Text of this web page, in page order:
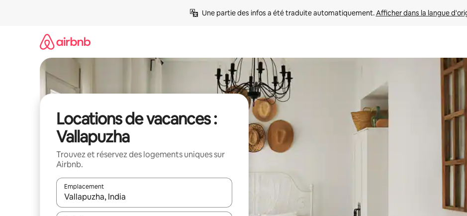
Une partie des infos a été traduite automatiquement. Afficher dans la langue
Locations de vacances :
Vallapuzha
Trouvez et réservez des logements uniques sur
Airbnb.
Emplacement
Quand les résultats sont affichés, parcourez-les en utilisant les flèches vers le haut et vers le bas, ou en appuyant dessus et en